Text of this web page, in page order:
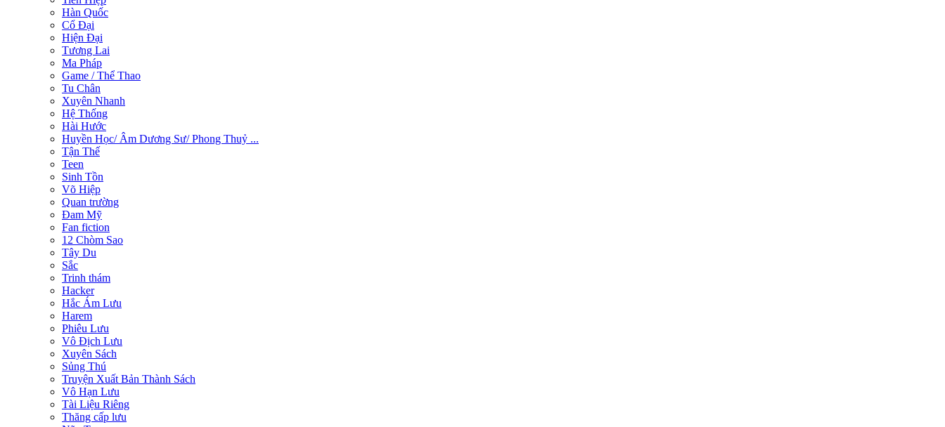
Hàn Quốc
Cổ Đại
Hiện Đại
Tương Lai
Ma Pháp
Game / Thể Thao
Tu Chân
Xuyên Nhanh
Hệ Thống
Hài Hước
Huyền Học/ Âm Dương Sư/ Phong Thuỷ ...
Tận Thế
Teen
Sinh Tồn
Võ Hiệp
Quan trường
Đam Mỹ
Fan fiction
12 Chòm Sao
Tây Du
Sắc
Trinh thám
Hacker
Hắc Ám Lưu
Harem
Phiêu Lưu
Vô Địch Lưu
Xuyên Sách
Sủng Thú
Truyện Xuất Bản Thành Sách
Vô Hạn Lưu
Tài Liệu Riêng
Thăng cấp lưu